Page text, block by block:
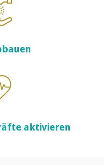
aktivieren